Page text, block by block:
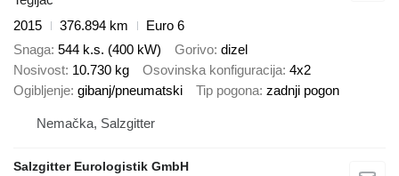
2015
376.894 km
Euro 6
Snaga 544 k.s. (400 kW) Gorivo dizel
Nosivost 10.730 kg Osovinska konfiguracija 4x2
Ogibljenje gibanj/pneumatski Tip pogona zadnji pogon
Nemačka, Salzgitter
Salzgitter Eurologistik GmbH